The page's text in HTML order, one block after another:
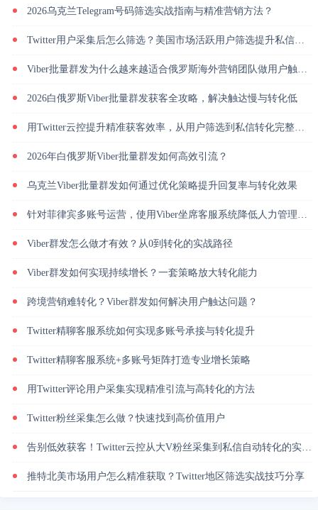
2026乌克兰Telegram号码筛选实战指南与精准营销方法？
Twitter用户采集后怎么筛选？美国市场活跃用户筛选提升私信回复率
Viber批量群发为什么越来越适合俄罗斯海外营销团队做用户触达？
2026白俄罗斯Viber批量群发获客全攻略，解决触达慢与转化低
用Twitter云控提升精准获客效率，从用户筛选到私信转化完整解析
2026年白俄罗斯Viber批量群发如何高效引流？
乌克兰Viber批量群发如何通过优化策略提升回复率与转化效果
针对菲律宾多账号运营，使用Viber坐席客服系统降低人力管理成本
Viber群发怎么做才有效？从0到转化的实战路径
Viber群发如何实现持续增长？一套策略放大转化能力
跨境营销难转化？Viber群发如何解决用户触达问题？
Twitter精聊客服系统如何实现多账号承接与转化提升
Twitter精聊客服系统+多账号矩阵打造专业增长策略
用Twitter评论用户采集实现精准引流与高转化的方法
Twitter粉丝采集怎么做？快速找到高价值用户
告别低效获客！Twitter云控从大V粉丝采集到私信自动转化的实操闭环
推特北美市场用户怎么精准获取？Twitter地区筛选实战技巧分享